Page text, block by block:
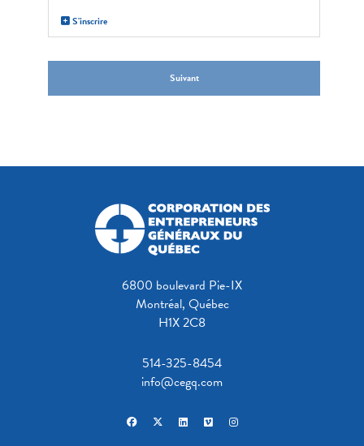
S'inscrire
Suivant
6800 boulevard Pie-IX
Montréal, Québec
H1X 2C8
514-325-8454
info@cegq.com
facebookx-twitterlinkedinvimeoinstagram